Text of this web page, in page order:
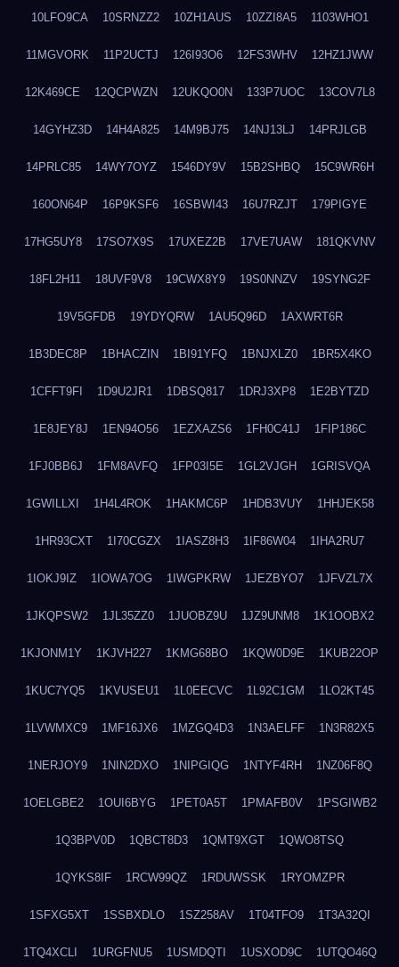
10LFO9CA 10SRNZZ2 10ZH1AUS 10ZZI8A5 1103WHO1
11MGVORK 11P2UCTJ 126I93O6 12FS3WHV 12HZ1JWW
12K469CE 12QCPWZN 12UKQO0N 133P7UOC 13COV7L8
14GYHZ3D 14H4A825 14M9BJ75 14NJ13LJ 14PRJLGB
14PRLC85 14WY7OYZ 1546DY9V 15B2SHBQ 15C9WR6H
160ON64P 16P9KSF6 16SBWI43 16U7RZJT 179PIGYE
17HG5UY8 17SO7X9S 17UXEZ2B 17VE7UAW 181QKVNV
18FL2H11 18UVF9V8 19CWX8Y9 19S0NNZV 19SYNG2F
19V5GFDB 19YDYQRW 1AU5Q96D 1AXWRT6R
1B3DEC8P 1BHACZIN 1BI91YFQ 1BNJXLZ0 1BR5X4KO
1CFFT9FI 1D9U2JR1 1DBSQ817 1DRJ3XP8 1E2BYTZD
1E8JEY8J 1EN94O56 1EZXAZS6 1FH0C41J 1FIP186C
1FJ0BB6J 1FM8AVFQ 1FP03I5E 1GL2VJGH 1GRISVQA
1GWILLXI 1H4L4ROK 1HAKMC6P 1HDB3VUY 1HHJEK58
1HR93CXT 1I70CGZX 1IASZ8H3 1IF86W04 1IHA2RU7
1IOKJ9IZ 1IOWA7OG 1IWGPKRW 1JEZBYO7 1JFVZL7X
1JKQPSW2 1JL35ZZ0 1JUOBZ9U 1JZ9UNM8 1K1OOBX2
1KJONM1Y 1KJVH227 1KMG68BO 1KQW0D9E 1KUB22OP
1KUC7YQ5 1KVUSEU1 1L0EECVC 1L92C1GM 1LO2KT45
1LVWMXC9 1MF16JX6 1MZGQ4D3 1N3AELFF 1N3R82X5
1NERJOY9 1NIN2DXO 1NIPGIQG 1NTYF4RH 1NZ06F8Q
1OELGBE2 1OUI6BYG 1PET0A5T 1PMAFB0V 1PSGIWB2
1Q3BPV0D 1QBCT8D3 1QMT9XGT 1QWO8TSQ
1QYKS8IF 1RCW99QZ 1RDUWSSK 1RYOMZPR
1SFXG5XT 1SSBXDLO 1SZ258AV 1T04TFO9 1T3A32QI
1TQ4XCLI 1URGFNU5 1USMDQTI 1USXOD9C 1UTQO46Q